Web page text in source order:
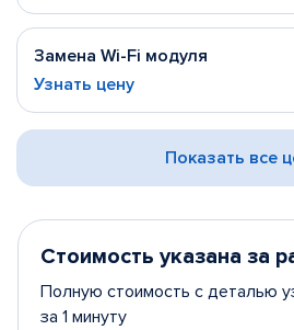
Замена Wi-Fi модуля
Узнать цену
Показать все
Стоимость указана за
Полную стоимость с деталью
за 1 минуту